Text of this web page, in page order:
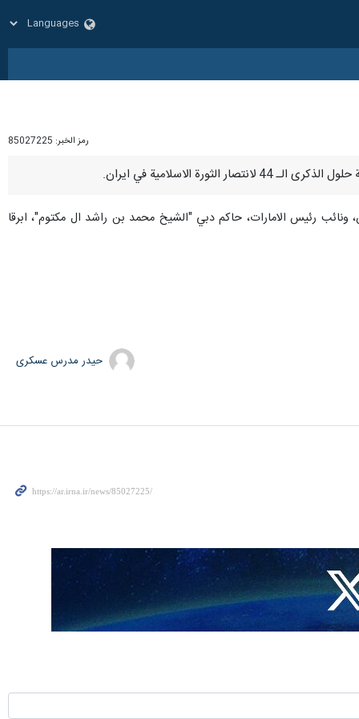
رمز الخبر: 85027225
ونائب رئيس الامارات، حاكم دبي "الشيخ محمد بن راشد ال مكتوم"، ابرقا
حیدر مدرس عسکری